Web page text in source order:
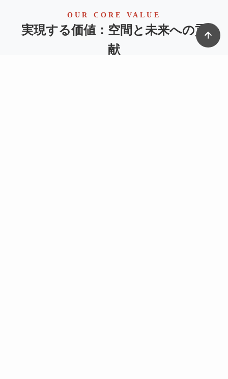
OUR CORE VALUE
実現する価値：空間と未来への貢
献